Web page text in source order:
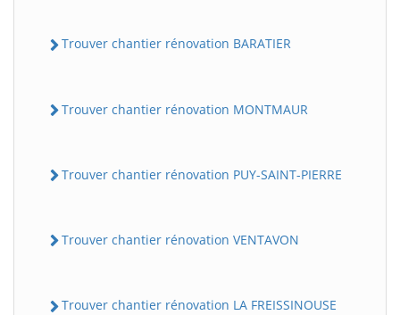
Trouver chantier rénovation BARATIER
Trouver chantier rénovation MONTMAUR
Trouver chantier rénovation PUY-SAINT-PIERRE
Trouver chantier rénovation VENTAVON
Trouver chantier rénovation LA FREISSINOUSE